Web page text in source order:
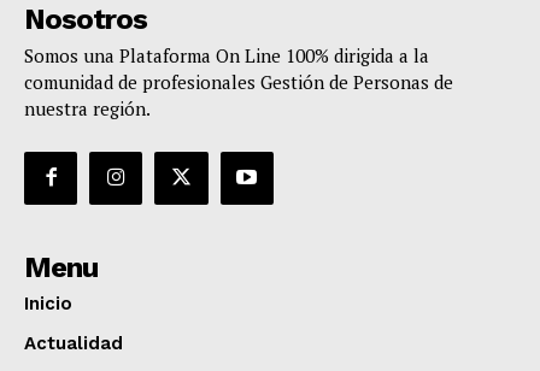
Nosotros
Somos una Plataforma On Line 100% dirigida a la
comunidad de profesionales Gestión de Personas de
nuestra región.
Menu
Inicio
Actualidad